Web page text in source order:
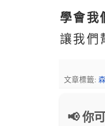
學會我
讓我們
文章標籤:
📢 你